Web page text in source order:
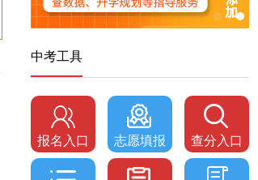
中考工具
报名入口 志愿填报 查分入口